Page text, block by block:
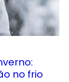
no frio